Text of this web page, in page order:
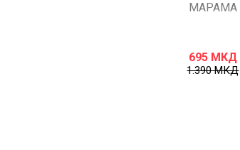
МАРАМА
695 МКД
1.390МКД